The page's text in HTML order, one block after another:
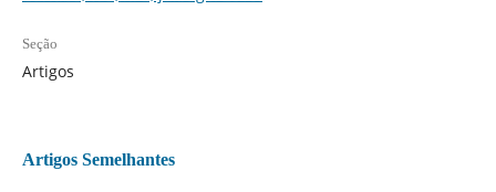
Seção
Artigos
Artigos Semelhantes